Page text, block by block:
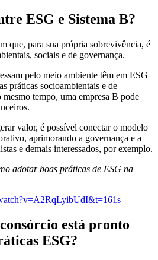
ESG e Sistema B?
que, para sua própria sobrevivência, é
sociais e de governança.
pelo meio ambiente têm em ESG
práticas socioambientais e de
tempo, uma empresa B pode
valor, é possível conectar o modelo
aprimorando a governança e a
e demais interessados, por exemplo.
adotar boas práticas de ESG na
está pronto
ESG?